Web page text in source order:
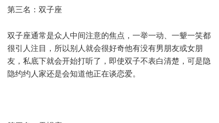
第三名：双子座
双子座通常是众人中间注意的焦点，一举一动、一颦一笑都
很引人注目，所以别人就会很好奇他有没有男朋友或女朋
友，私底下就会开始打听了，即使双子不表白清楚，可是隐
隐约约人家还是会知道他正在谈恋爱。